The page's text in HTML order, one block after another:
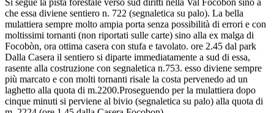
che essa diviene sentiero n. 722 (segnaletica su palo). La bella
mulattiera sempre molto ampia porta senza possibilità di errori e con
moltissimi tornanti (non riportati sulle carte) sino alla ex malga di
Focobòn, ora ottima casera con stufa e tavolato. ore 2.45 dal park
Dalla Casera il sentiero si diparte immediatamente a sud di essa,
rasente alla costruzione con segnaletica n.753. esso diviene sempre
più marcato e con molti tornanti risale la costa pervenedo ad un
laghetto alla quota di m.2200.Proseguendo per la mulattiera dopo
cinque minuti si perviene al bivio (segnaletica su palo) alla quota di